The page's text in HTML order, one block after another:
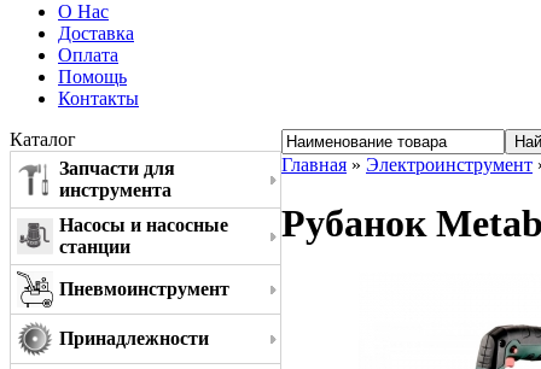
О Нас
Доставка
Оплата
Помощь
Контакты
Каталог
Запчасти для
инструмента
Насосы и насосные
станции
Пневмоинструмент
Принадлежности
Главная » Электроинструмент
Рубанок